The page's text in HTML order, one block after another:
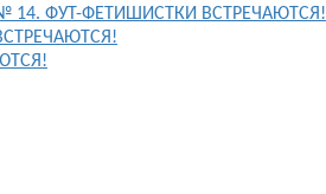
№ 14. ФУТ-ФЕТИШИСТКИ ВСТРЕЧАЮТСЯ!